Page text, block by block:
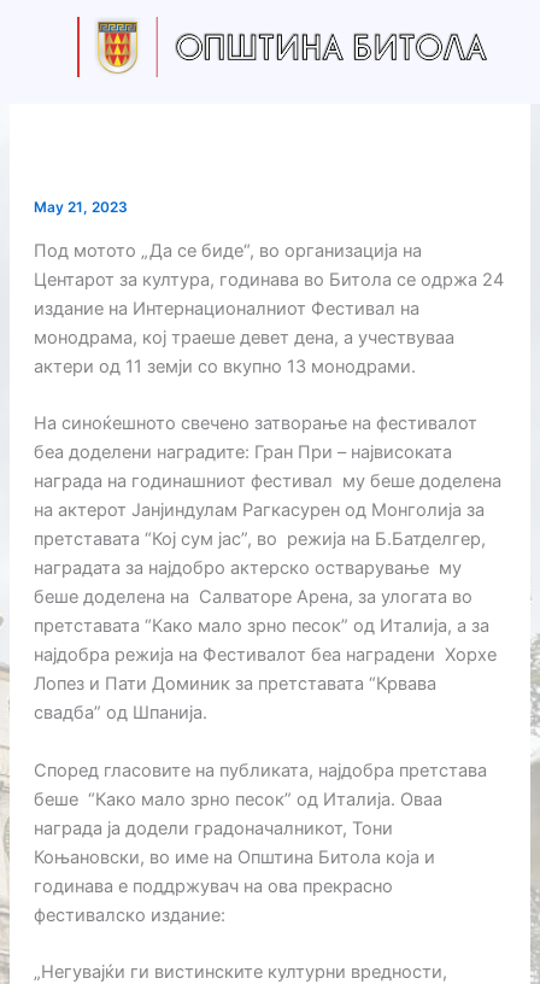
May 21, 2023
Под мотото „Да се биде“, во организација на
Центарот за култура, годинава во Битола се одржа 24
издание на Интернационалниот Фестивал на
монодрама, кој траеше девет дена, а учествуваа
актери од 11 земји со вкупно 13 монодрами.
На синоќешното свечено затворање на фестивалот
беа доделени наградите: Гран При – највисоката
награда на годинашниот фестивал му беше доделена
на актерот Јанјиндулам Рагкасурен од Монголија за
претставата “Кој сум јас”, во режија на Б.Батделгер,
наградата за најдобро актерско остварување му
беше доделена на Салваторе Арена, за улогата во
претставата “Како мало зрно песок” од Италија, а за
најдобра режија на Фестивалот беа наградени Хорхе
Лопез и Пати Доминик за претставата “Крвава
свадба” од Шпанија.
Според гласовите на публиката, најдобра претстава
беше “Како мало зрно песок” од Италија. Оваа
награда ја додели градоначалникот, Тони
Коњановски, во име на Општина Битола која и
годинава е поддржувач на ова прекрасно
фестивалско издание:
„Негувајќи ги вистинските културни вредности,